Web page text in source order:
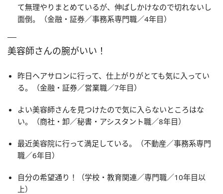
て無理やりまとめているが、伸ばしかけなので切れないし
面倒。（金融・証券／事務系専門職／4年目）
美容師さんの腕がいい！
昨日ヘアサロンに行って、仕上がりがとても気に入ってい
る。（金融・証券／営業職／7年目）
よい美容師さんを見つけたので気に入らないところはな
い。（商社・卸／秘書・アシスタント職／8年目）
最近美容院に行って満足している。（不動産／事務系専門
職／6年目）
自分の希望通り！（学校・教育関連／専門職／10年目以
上）